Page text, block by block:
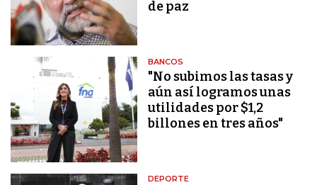
de paz
BANCOS
"No subimos las tasas y
aún así logramos unas
utilidades por $1,2
billones en tres años"
DEPORTE